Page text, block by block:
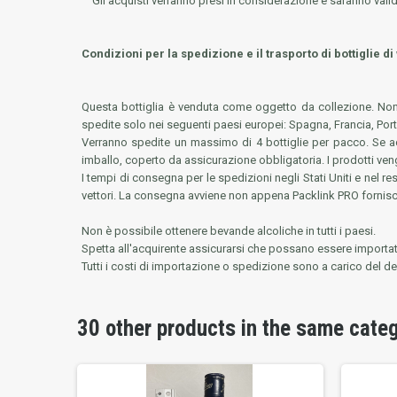
Condizioni per la spedizione e il trasporto di bottiglie di
Questa bottiglia è venduta come oggetto da collezione.
spedite solo nei seguenti paesi europei: Spagna, Francia,
Verranno spedite un massimo di 4 bottiglie per pacco. Se
imballo, coperto da assicurazione obbligatoria. I prodotti
I tempi di consegna per le spedizioni negli Stati Uniti e nel
vettori. La consegna avviene non appena Packlink PRO
Non è possibile ottenere bevande alcoliche in tutti i paesi.
Spetta all'acquirente assicurarsi che possano essere
Tutti i costi di importazione o spedizione sono a carico del
30 other products in the same